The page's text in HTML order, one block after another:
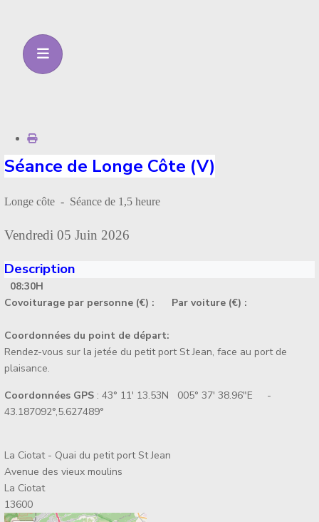
Séance de Longe Côte (V)
Longe côte - Séance de 1,5 heure
Vendredi 05 Juin 2026
Description
08:30H
Covoiturage par personne (€) :
Par voiture (€) :
Coordonnées du point de départ:
Rendez-vous sur la jetée du petit port St Jean, face au port de
plaisance.
Coordonnées GPS : 43° 11' 13.53N 005° 37' 38.96"E -
43.187092°,5.627489°
La Ciotat - Quai du petit port St Jean
Avenue des vieux moulins
La Ciotat
13600